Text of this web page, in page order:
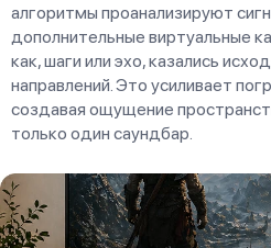
алгоритмы проанализируют
дополнительные виртуальные
как, шаги или эхо, казались
направлений. Это усиливает
создавая ощущение
только один саундбар.